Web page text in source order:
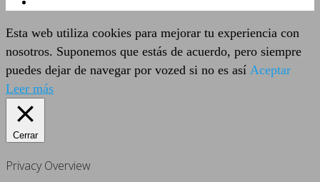
Esta web utiliza cookies para mejorar tu experiencia con
nosotros. Suponemos que estás de acuerdo, pero siempre
puedes dejar de navegar por vozed si no es así Aceptar
Leer más
Cerrar
Privacy Overview